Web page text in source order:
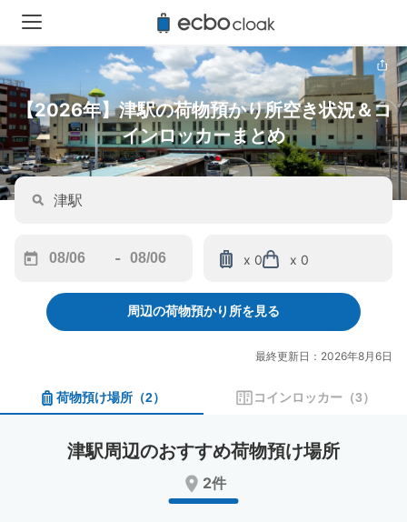
【2026年】津駅の荷物預かり所空き状況＆コ
インロッカーまとめ
forward
interact
calendar
and
date.
-
backward
to
interact
calendar
and
a
date.
x 0 x 0
周辺の荷物預かり所を見る
最終更新日：2026年8月6日
荷物預け場所 （2） コインロッカー （3）
津駅周辺のおすすめ荷物預け場所
2件